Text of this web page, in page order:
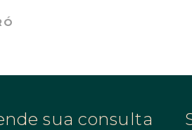
sua consulta